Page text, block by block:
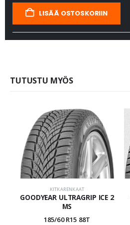
LISÄÄ OSTOSKORIIN
TUTUSTU MYÖS
KITKARENKAAT
GOODYEAR ULTRAGRIP ICE 2
MS
185/60 R15 88T